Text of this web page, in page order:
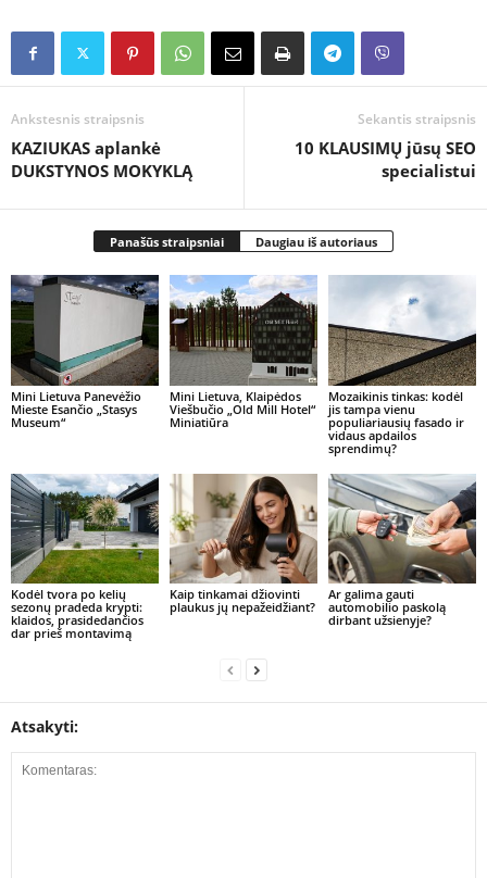
Ankstesnis straipsnis
KAZIUKAS aplankė
DUKSTYNOS MOKYKLĄ
Sekantis straipsnis
10 KLAUSIMŲ jūsų SEO
specialistui
Panašūs straipsniai Daugiau iš autoriaus
Mini Lietuva Panevėžio
Mieste Esančio „Stasys
Museum“
Mini Lietuva, Klaipėdos
Viešbučio „Old Mill Hotel“
Miniatiūra
Mozaikinis tinkas: kodėl
jis tampa vienu
populiariausių fasado ir
vidaus apdailos
sprendimų?
Kodėl tvora po kelių
sezonų pradeda krypti:
klaidos, prasidedančios
dar prieš montavimą
Kaip tinkamai džiovinti
plaukus jų nepažeidžiant?
Ar galima gauti
automobilio paskolą
dirbant užsienyje?
Atsakyti: